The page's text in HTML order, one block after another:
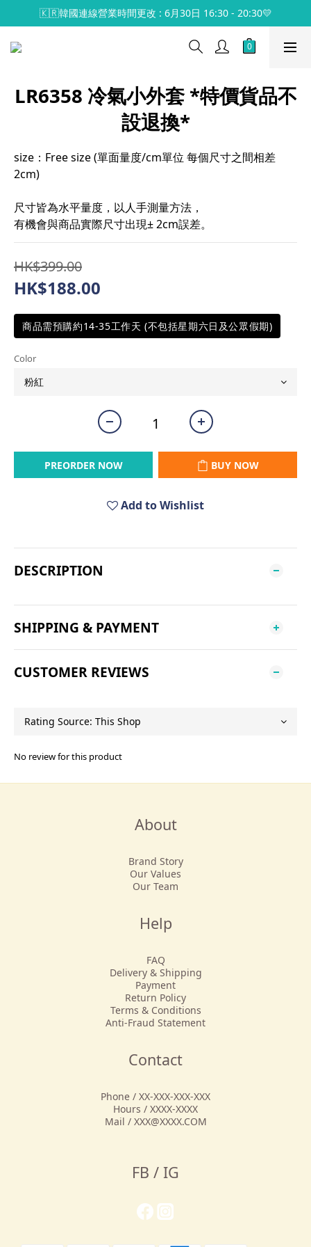
🇰🇷韓國連線營業時間更改 : 6月30日 16:30 - 20:30💛
LR6358 冷氣小外套 *特價貨品不
設退換*
size：Free size (單面量度/cm單位 每個尺寸之間相差
2cm)
尺寸皆為水平量度，以人手測量方法，
有機會與商品實際尺寸出現± 2cm誤差。
HK$399.00
HK$188.00
商品需預購約14-35工作天 (不包括星期六日及公眾假期)
Color
PREORDER NOW BUY NOW
Add to Wishlist
DESCRIPTION
SHIPPING & PAYMENT
CUSTOMER REVIEWS
No review for this product
About
Brand Story
Our Values
Our Team
Help
FAQ
Delivery & Shipping
Payment
Return Policy
Terms & Conditions
Anti-Fraud Statement
Contact
Phone / XX-XXX-XXX-XXX
Hours / XXXX-XXXX
Mail / XXX@XXXX.COM
FB / IG